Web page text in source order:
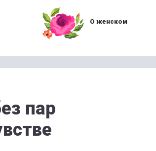
О женском
пар